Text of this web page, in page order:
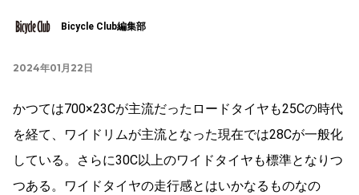
Bicycle Club編集部
2024年01月22日
かつては700×23Cが主流だったロードタイヤも25Cの時代
を経て、ワイドリムが主流となった現在では28Cが一般化
している。さらに30C以上のワイドタイヤも標準となりつ
つある。ワイドタイヤの走行感とはいかなるものなの